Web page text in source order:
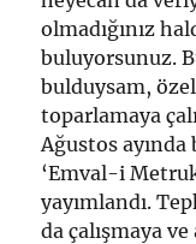
olmadığınız
buluyorsunuz.
bulduysam,
toparlamaya
Ağustos
‘Emval-i
yayımlandı.
da çalışmaya